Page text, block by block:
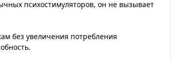
психостимуляторов, он не вызывает
без увеличения потребления